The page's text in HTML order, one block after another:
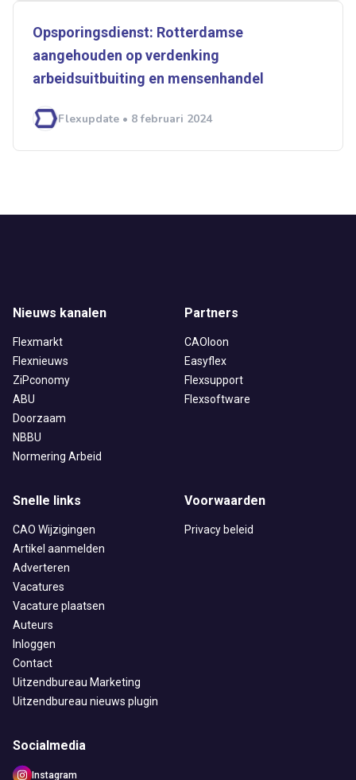
Opsporingsdienst: Rotterdamse
aangehouden op verdenking
arbeidsuitbuiting en mensenhandel
Flexupdate • 8 februari 2024
Nieuws kanalen
Flexmarkt
Flexnieuws
ZiPconomy
ABU
Doorzaam
NBBU
Normering Arbeid
Partners
CAOloon
Easyflex
Flexsupport
Flexsoftware
Snelle links
CAO Wijzigingen
Artikel aanmelden
Adverteren
Vacatures
Vacature plaatsen
Auteurs
Inloggen
Contact
Uitzendbureau Marketing
Uitzendbureau nieuws plugin
Voorwaarden
Privacy beleid
Socialmedia
Instagram